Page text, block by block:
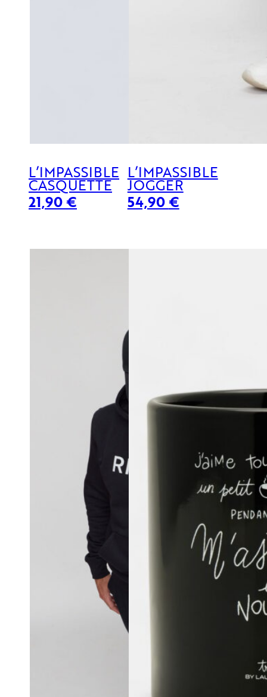
L’IMPASSIBLE
CASQUETTE
21,90€
L’IMPASSIBLE
JOGGER
54,90€